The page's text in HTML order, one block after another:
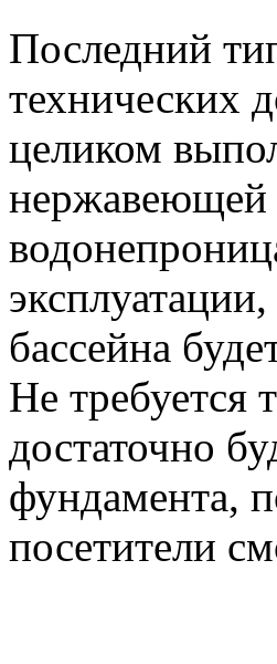
Последний
технических
целиком
нержавеющей
бассейна
Не требуется
достаточно
фундамента,
посетители